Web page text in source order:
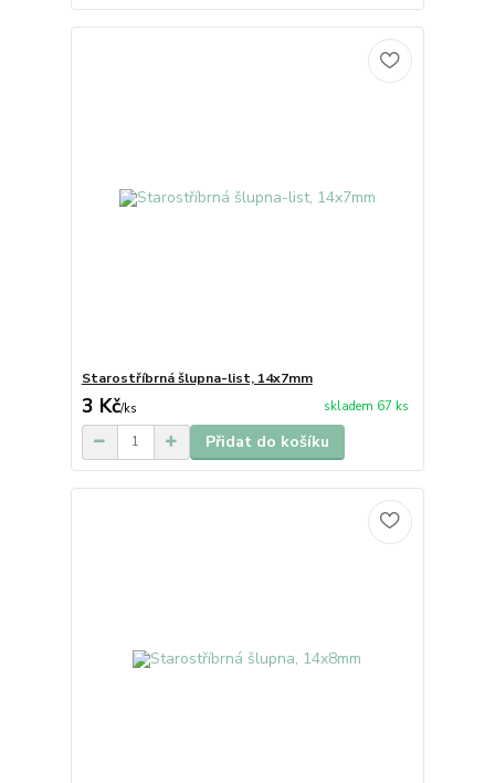
Starostříbrná šlupna-list, 14x7mm
3 Kč/ks skladem 67 ks
Přidat do košíku